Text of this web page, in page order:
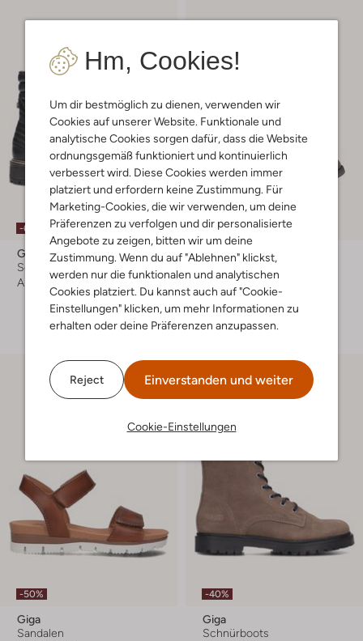
Hm, Cookies!
Um dir bestmöglich zu dienen, verwenden wir
Cookies auf unserer Website. Funktionale und
analytische Cookies sorgen dafür, dass die Website
ordnungsgemäß funktioniert und kontinuierlich
verbessert wird. Diese Cookies werden immer
platziert und erfordern keine Zustimmung. Für
Marketing-Cookies, die wir verwenden, um deine
Präferenzen zu verfolgen und dir personalisierte
Angebote zu zeigen, bitten wir um deine
Zustimmung. Wenn du auf "Ablehnen" klickst,
werden nur die funktionalen und analytischen
Cookies platziert. Du kannst auch auf "Cookie-
Einstellungen" klicken, um mehr Informationen zu
erhalten oder deine Präferenzen anzupassen.
Reject Einverstanden und weiter
Cookie-Einstellungen
-60%
Giga
Schnürboots
Ab
€ 53,99
Letzter Artikel
-30%
Giga
Cowboystiefel
€ 134,99 € 93,99
+ mehr farben
-50%
Giga
Sandalen
-40%
Giga
Schnürboots